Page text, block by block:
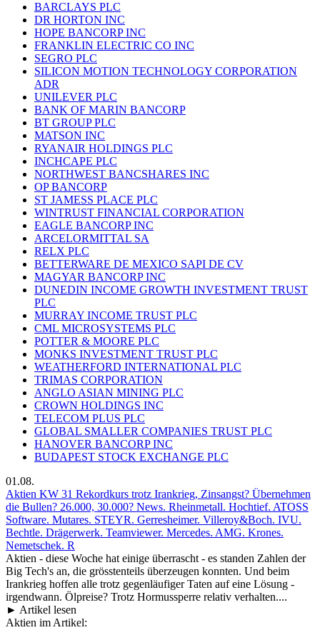
BARCLAYS PLC
DR HORTON INC
HOPE BANCORP INC
FRANKLIN ELECTRIC CO INC
SEGRO PLC
SILICON MOTION TECHNOLOGY CORPORATION
ADR
UNILEVER PLC
BANK OF MARIN BANCORP
BT GROUP PLC
MATSON INC
RYANAIR HOLDINGS PLC
INCHCAPE PLC
NORTHWEST BANCSHARES INC
OP BANCORP
ST JAMESS PLACE PLC
WINTRUST FINANCIAL CORPORATION
EAGLE BANCORP INC
ARCELORMITTAL SA
RELX PLC
BETTERWARE DE MEXICO SAPI DE CV
MAGYAR BANCORP INC
DUNEDIN INCOME GROWTH INVESTMENT TRUST
PLC
MURRAY INCOME TRUST PLC
CML MICROSYSTEMS PLC
POTTER & MOORE PLC
MONKS INVESTMENT TRUST PLC
WEATHERFORD INTERNATIONAL PLC
TRIMAS CORPORATION
ANGLO ASIAN MINING PLC
CROWN HOLDINGS INC
TELECOM PLUS PLC
GLOBAL SMALLER COMPANIES TRUST PLC
HANOVER BANCORP INC
BUDAPEST STOCK EXCHANGE PLC
01.08.
Aktien KW 31 Rekordkurs trotz Irankrieg, Zinsangst? Übernehmen
die Bullen? 26.000, 30.000? News. Rheinmetall. Hochtief. ATOSS
Software. Mutares. STEYR. Gerresheimer. Villeroy&Boch. IVU.
Bechtle. Drägerwerk. Teamviewer. Mercedes. AMG. Krones.
Nemetschek. R
Aktien - diese Woche hat einige überrascht - es standen Zahlen der
Big Tech's an, die grösstenteils überzeugen konnten. Und beim
Irankrieg hoffen alle trotz gegenläufiger Taten auf eine Lösung -
irgendwann. Ölpreise? Trotz Hormussperre relativ verhalten....
► Artikel lesen
Aktien im Artikel: